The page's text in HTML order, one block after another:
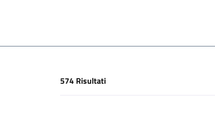
[results] Risultati
574 Risultati